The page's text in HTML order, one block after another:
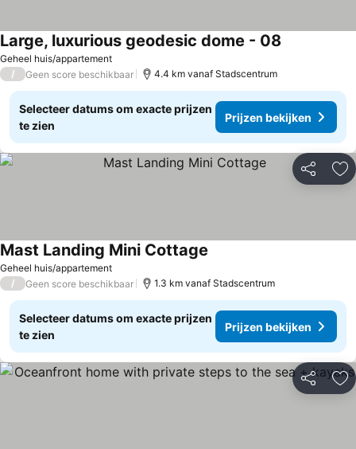
Geheel huis/appartement
Large, luxurious geodesic dome - 08
/ Geen score beschikbaar 4.4 km vanaf Stadscentrum
Selecteer datums om exacte prijzen
te zien
Prijzen bekijken
Delen
Geheel huis/appartement
Mast Landing Mini Cottage
/ Geen score beschikbaar 1.3 km vanaf Stadscentrum
Selecteer datums om exacte prijzen
te zien
Prijzen bekijken
Delen